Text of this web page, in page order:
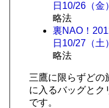
日10/26（金
略法
裏NAO！
日10/27（土
略法
三鷹に限らずどの
に入るバッグとク
です。